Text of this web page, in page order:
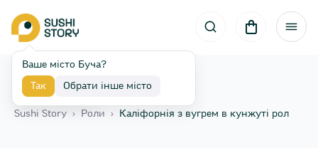
Ваше місто Буча?
Так Обрати інше місто
Назад
Sushi Story › Роли › Каліфорнія з вугрем в кунжуті рол